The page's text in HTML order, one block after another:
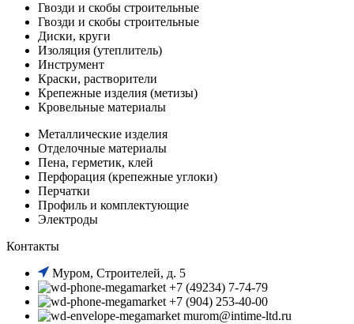
Гвозди и скобы строительные
Гвозди и скобы строительные
Диски, круги
Изоляция (утеплитель)
Инструмент
Краски, растворители
Крепежные изделия (метизы)
Кровельные материалы
Металлические изделия
Отделочные материалы
Пена, герметик, клей
Перфорация (крепежные углоки)
Перчатки
Профиль и комплектующие
Электроды
Контакты
Муром, Строителей, д. 5
+7 (49234) 7-74-79
+7 (904) 253-40-00
murom@intime-ltd.ru